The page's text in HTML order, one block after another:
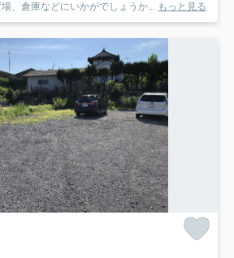
、倉庫などにいかがでしょうか... もっと見る